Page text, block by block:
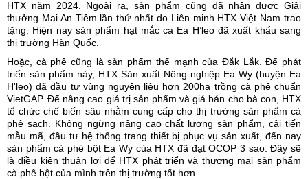
HTX năm 2024. Ngoài ra, sản phẩm cũng đã nhận được Giải
thưởng Mai An Tiêm lần thứ nhất do Liên minh HTX Việt Nam trao
tặng. Hiện nay sản phẩm hạt mắc ca Ea H’leo đã xuất khẩu sang
thị trường Hàn Quốc.
Hoặc, cà phê cũng là sản phẩm thế mạnh của Đắk Lắk. Để phát
triển sản phẩm này, HTX Sản xuất Nông nghiệp Ea Wy (huyện Ea
H'leo) đã đầu tư vùng nguyên liệu hơn 200ha trồng cà phê chuẩn
VietGAP. Để nâng cao giá trị sản phẩm và giá bán cho bà con, HTX
tổ chức chế biến sâu nhằm cung cấp cho thị trường sản phẩm cà
phê sạch. Không ngừng nâng cao chất lượng sản phẩm, cải tiến
mẫu mã, đầu tư hệ thống trang thiết bị phục vụ sản xuất, đến nay
sản phẩm cà phê bột Ea Wy của HTX đã đạt OCOP 3 sao. Đây sẽ
là điều kiện thuận lợi để HTX phát triển và thương mại sản phẩm
cà phê bột của mình trên thị trường tốt hơn.